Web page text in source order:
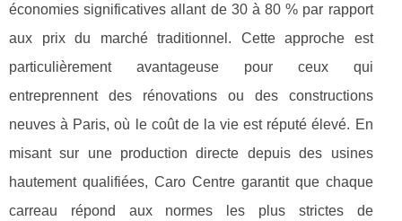
économies significatives allant de 30 à 80 % par rapport
aux prix du marché traditionnel. Cette approche est
particulièrement avantageuse pour ceux qui
entreprennent des rénovations ou des constructions
neuves à Paris, où le coût de la vie est réputé élevé. En
misant sur une production directe depuis des usines
hautement qualifiées, Caro Centre garantit que chaque
carreau répond aux normes les plus strictes de